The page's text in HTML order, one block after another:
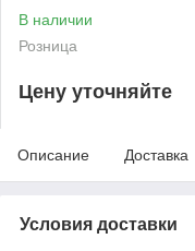
В наличии
Розница
Цену уточняйте
Описание Доставка
Условия доставки